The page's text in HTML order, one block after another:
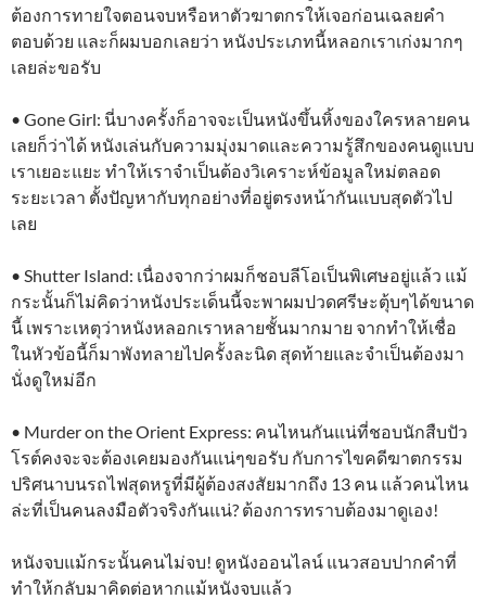
ต้องการทายใจตอนจบหรือหาตัวฆาตกรให้เจอก่อนเฉลยคำ
ตอบด้วย และก็ผมบอกเลยว่า หนังประเภทนี้หลอกเราเก่งมากๆ
เลยล่ะขอรับ
• Gone Girl: นี่บางครั้งก็อาจจะเป็นหนังขึ้นหิ้งของใครหลายคน
เลยก็ว่าได้ หนังเล่นกับความมุ่งมาดและความรู้สึกของคนดูแบบ
เราเยอะแยะ ทำให้เราจำเป็นต้องวิเคราะห์ข้อมูลใหม่ตลอด
ระยะเวลา ตั้งปัญหากับทุกอย่างที่อยู่ตรงหน้ากันแบบสุดตัวไป
เลย
• Shutter Island: เนื่องจากว่าผมก็ชอบลีโอเป็นพิเศษอยู่แล้ว แม้
กระนั้นก็ไม่คิดว่าหนังประเด็นนี้จะพาผมปวดศรีษะตุ้บๆได้ขนาด
นี้ เพราะเหตุว่าหนังหลอกเราหลายชั้นมากมาย จากทำให้เชื่อ
ในหัวข้อนี้ก็มาพังทลายไปครั้งละนิด สุดท้ายและจำเป็นต้องมา
นั่งดูใหม่อีก
• Murder on the Orient Express: คนไหนกันแน่ที่ชอบนักสืบปัว
โรต์คงจะจะต้องเคยมองกันแน่ๆขอรับ กับการไขคดีฆาตกรรม
ปริศนาบนรถไฟสุดหรูที่มีผู้ต้องสงสัยมากถึง 13 คน แล้วคนไหน
ล่ะที่เป็นคนลงมือตัวจริงกันแน่? ต้องการทราบต้องมาดูเอง!
หนังจบแม้กระนั้นคนไม่จบ! ดูหนังออนไลน์ แนวสอบปากคำที่
ทำให้กลับมาคิดต่อหากแม้หนังจบแล้ว